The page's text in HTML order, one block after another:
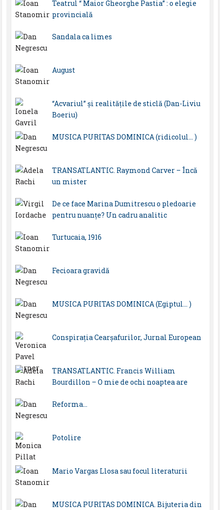
Teatrul “ Maior Gheorghe Pastia” : o elegie
provincială
Sandala ca limes
August
“Acvariul” și realitățile de sticlă (Dan-Liviu
Boeriu)
MUSICA PURITAS DOMINICA (ridicolul… )
TRANSATLANTIC. Raymond Carver – Încă
un mister
De ce face Marina Dumitrescu o pledoarie
pentru nuanțe? Un cadru analitic
Turtucaia, 1916
Fecioara gravidă
MUSICA PURITAS DOMINICA (Egiptul… )
Conspirația Cearșafurilor, Jurnal European
TRANSATLANTIC. Francis William
Bourdillon – O mie de ochi noaptea are
Reforma…
Potolire
Mario Vargas Llosa sau focul literaturii
MUSICA PURITAS DOMINICA. Bijuteria din